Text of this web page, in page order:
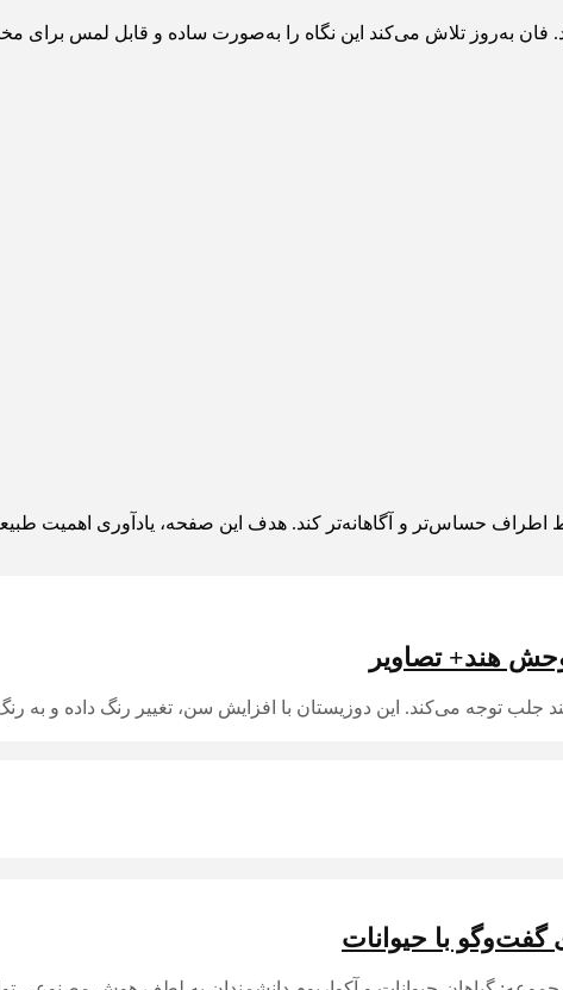
فان به‌روز تلاش می‌کند این نگاه را به‌صورت ساده و قابل لمس برای
حساس‌تر و آگاهانه‌تر کند. هدف این صفحه، یادآوری اهمیت
هند+ تصاویر
توجه می‌کند. این دوزیستان با افزایش سن، تغییر رنگ داده و به
با حیوانات